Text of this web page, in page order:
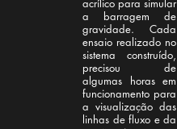
acrílico para simular
a barragem de
gravidade. Cada
ensaio realizado no
sistema construído,
precisou de
algumas horas em
funcionamento para
a visualização das
linhas de fluxo e da